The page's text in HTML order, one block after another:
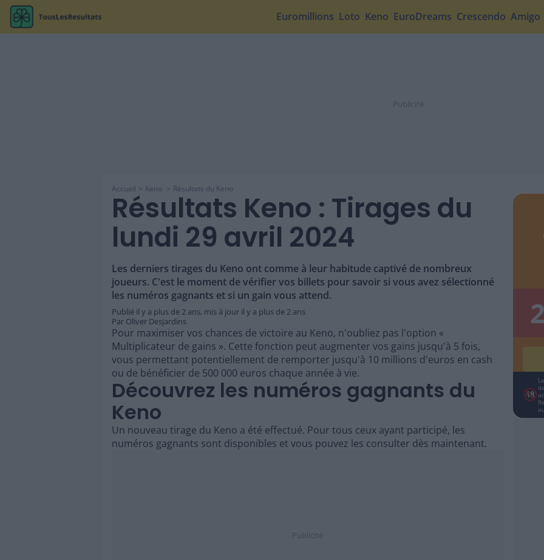
Euromillions Loto Keno EuroDreams Crescendo Amigo
Accueil Keno Résultats du Keno
Résultats Keno : Tirages du
lundi 29 avril 2024
Les derniers tirages du Keno ont comme à leur habitude captivé de nombreux
joueurs. C'est le moment de vérifier vos billets pour savoir si vous avez sélectionné
les numéros gagnants et si un gain vous attend.
Publié il y a plus de 2 ans, mis à jour il y a plus de 2 ans
Par Oliver Desjardins
Pour maximiser vos chances de victoire au Keno, n'oubliez pas l'option «
Multiplicateur de gains ». Cette fonction peut augmenter vos gains jusqu'à 5 fois,
vous permettant potentiellement de remporter jusqu'à 10 millions d'euros en cash
ou de bénéficier de 500 000 euros chaque année à vie.
Découvrez les numéros gagnants du
Keno
Un nouveau tirage du Keno a été effectué. Pour tous ceux ayant participé, les
numéros gagnants sont disponibles et vous pouvez les consulter dès maintenant.
2